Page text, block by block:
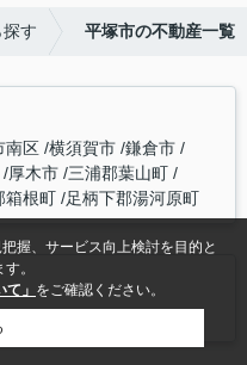
探す 平塚市の不動産一覧
南区 横須賀市 鎌倉市
厚木市 三浦郡葉山町
箱根町 足柄下郡湯河原町
握、サービス向上検討を目的と
。
」 をご確認ください。